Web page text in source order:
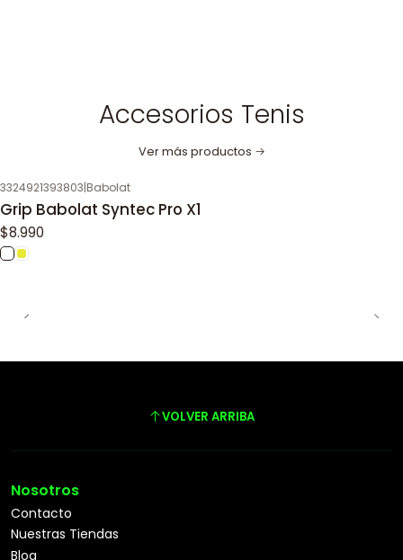
Accesorios Tenis
Ver más productos
3324921393803|Babolat
Grip Babolat Syntec Pro X1
$8.990
VOLVER ARRIBA
Nosotros
Contacto
Nuestras Tiendas
Blog